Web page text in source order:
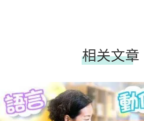
相关文章